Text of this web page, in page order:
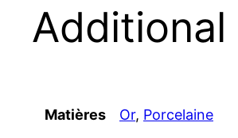
Matières Or, Porcelaine